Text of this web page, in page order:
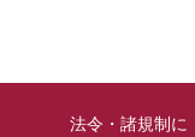
法令・諸規制に